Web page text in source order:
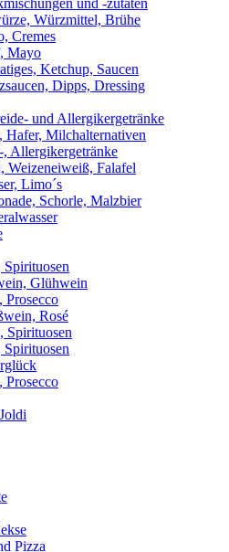
und -zutaten
Würzmittel, Brühe
Cremes
Mayo
Ketchup, Saucen
Dipps, Dressing
und Allergikergetränke
Hafer, Milchalternativen
, Allergikergetränke
Weizeneiweiß, Falafel
Limo´s
Schorle, Malzbier
Spirituosen
Glühwein
Prosecco
Rosé
Spirituosen
Spirituosen
Prosecco
Pizza